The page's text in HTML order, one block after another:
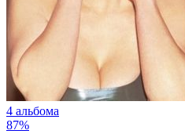
4 альбома
87%